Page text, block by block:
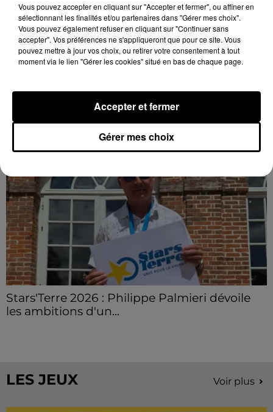
Loir-et-Cher : un pyromane interpellé grâce
au sang-froid des...
Samedi 25 juillet, plus d'une dizaine de feux de
secteur de Fontaine-les-Côteaux, Montoire et Lunay.
LE GRAND FORMAT
Stars'Terre 2026 : Philippe Palmieri dévoile
les ambitions d'un...
LES JEUX Voir plus
Vous pouvez accepter en cliquant sur "Accepter et fermer", ou affiner en
sélectionnant les finalités et/ou partenaires dans "Gérer mes choix".
Vous pouvez également refuser en cliquant sur "Continuer sans
accepter". Vos préférences ne s'appliqueront que pour ce site. Vous
pouvez mettre à jour vos choix, ou retirer votre consentement à tout
moment via le lien "Gérer les cookies" situé en bas de chaque page.
Gérer mes choix
Accepter et fermer